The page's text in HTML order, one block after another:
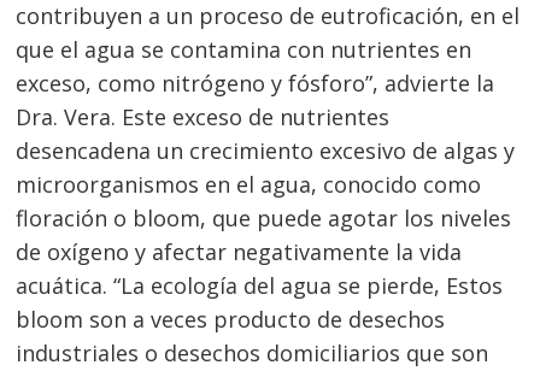
contribuyen a un proceso de eutroficación, en el
que el agua se contamina con nutrientes en
exceso, como nitrógeno y fósforo”, advierte la
Dra. Vera. Este exceso de nutrientes
desencadena un crecimiento excesivo de algas y
microorganismos en el agua, conocido como
floración o bloom, que puede agotar los niveles
de oxígeno y afectar negativamente la vida
acuática. “La ecología del agua se pierde, Estos
bloom son a veces producto de desechos
industriales o desechos domiciliarios que son